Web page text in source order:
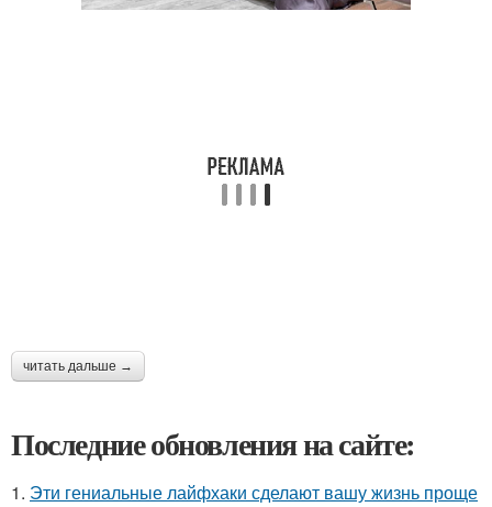
читать дальше →
Последние обновления на сайте:
1. Эти гениальные лайфхаки сделают вашу жизнь проще